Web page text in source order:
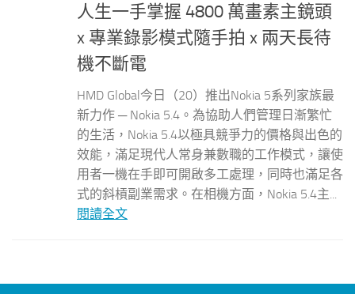
人生一手掌握 4800 萬畫素主鏡頭
x 專業錄影模式隨手拍 x 兩天長待
機不斷電
HMD Global今日（20）推出Nokia 5系列家族最
新力作 ─ Nokia 5.4。為協助人們管理日漸繁忙
的生活，Nokia 5.4以極具競爭力的價格與出色的
效能，滿足現代人常身兼數職的工作模式，讓使
用者一機在手即可開啟多工處理，同時也滿足各
式的斜槓副業需求。在相機方面，Nokia 5.4主...
閱讀全文